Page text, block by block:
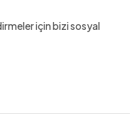
için bizi sosyal